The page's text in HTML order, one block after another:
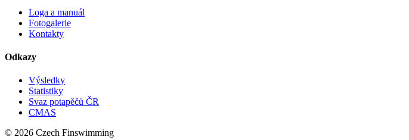
Loga a manuál
Fotogalerie
Kontakty
Odkazy
Výsledky
Statistiky
Svaz potapěčů ČR
CMAS
© 2026 Czech Finswimming